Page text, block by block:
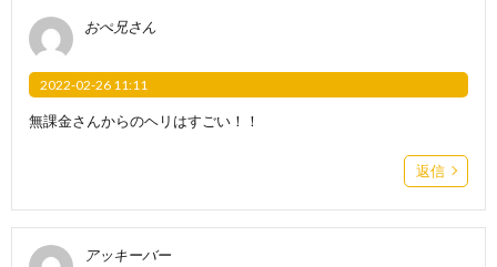
おぺ兄さん
2022-02-26 11:11
無課金さんからのヘリはすごい！！
返信
アッキーバー